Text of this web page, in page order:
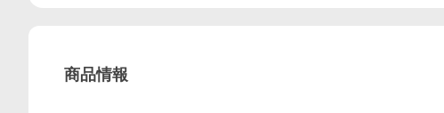
商品情報